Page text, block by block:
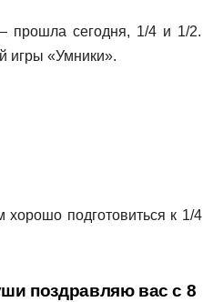
прошла сегодня, 1/4 и 1/2.
игры «Умники».
подготовиться к 1/4
поздравляю вас с 8